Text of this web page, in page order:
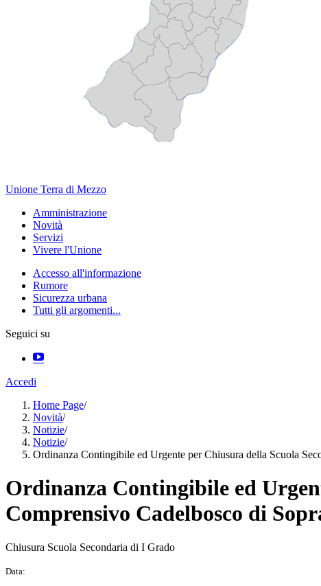
Unione Terra di Mezzo
Amministrazione
Novità
Servizi
Vivere l'Unione
Accesso all'informazione
Rumore
Sicurezza urbana
Tutti gli argomenti...
Seguici su
Accedi
Home Page/
Novità/
Notizie/
Notizie/
Ordinanza Contingibile ed Urgente per Chiusura della Scuola
Ordinanza Contingibile ed
Comprensivo Cadelbosco di
Chiusura Scuola Secondaria di I Grado
Data: